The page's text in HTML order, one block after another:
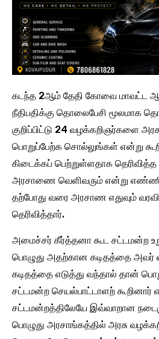
கடந்த 2ஆம் தேதி கோவை மாவட்ட
நீதிபதிக்கு தொலைபேசி மூலமாக
குறிப்பிட்டு 24 வழக்கறிஞர்களை
பொறுப்பேற்க சொல்லுங்கள் என்று
கிடைக்கப் பெற்றுள்ளதாக
அரசாணை வெளிவரும் என்று
தற்போது வரை அரசாண எதுவும்
தெரிவித்தார்.
அமைச்சர் கீர்த்தனா கூட சட்டமன்ற
பொழுது அதற்கான கடிதத்தை அவர்
கடிதத்தை எடுத்து வந்தால் தான்
சட்டமன்ற செயல்பாட்டாளற் கூறினார்
சட்டமன்றத்திலேயே இவ்வாறான
பொழுது அரசாங்கத்தில் அரசு